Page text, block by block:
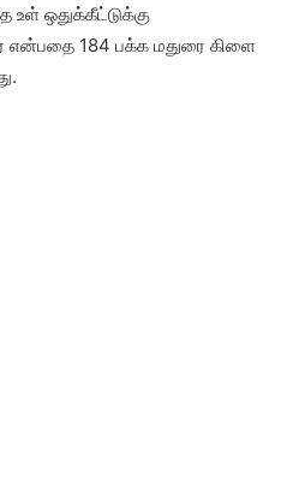
உள் ஒதுக்கீட்டுக்கு
என்பதை 184 பக்க மதுரை கிளை